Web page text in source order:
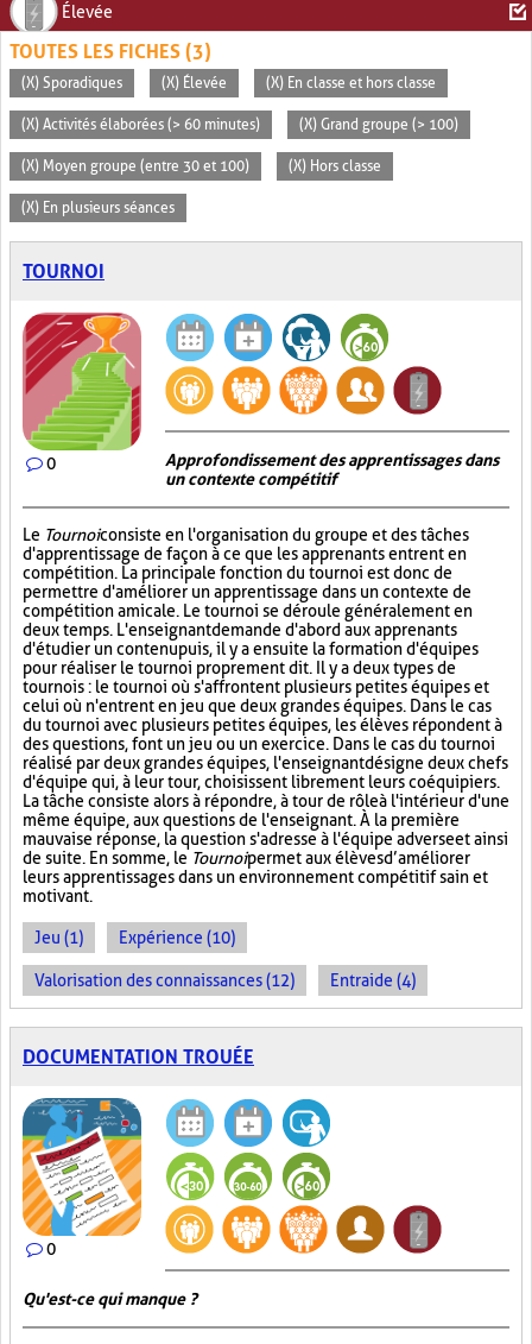
Élevée
TOUTES LES FICHES (3)
(X) Sporadiques (X) Élevée (X) En classe et hors classe
(X) Activités élaborées (> 60 minutes) (X) Grand groupe (> 100)
(X) Moyen groupe (entre 30 et 100) (X) Hors classe
(X) En plusieurs séances
TOURNOI
0
Approfondissement des apprentissages dans
un contexte compétitif
Le Tournoiconsiste en l'organisation du groupe et des tâches
d'apprentissage de façon à ce que les apprenants entrent en
compétition. La principale fonction du tournoi est donc de
permettre d'améliorer un apprentissage dans un contexte de
compétition amicale. Le tournoi se déroule généralement en
deux temps. L'enseignant demande d'abord aux apprenants
d'étudier un contenu puis, il y a ensuite la formation d'équipes
pour réaliser le tournoi proprement dit. Il y a deux types de
tournois : le tournoi où s'affrontent plusieurs petites équipes et
celui où n'entrent en jeu que deux grandes équipes. Dans le cas
du tournoi avec plusieurs petites équipes, les élèves répondent à
des questions, font un jeu ou un exercice. Dans le cas du tournoi
réalisé par deux grandes équipes, l'enseignant désigne deux chefs
d'équipe qui, à leur tour, choisissent librement leurs coéquipiers.
La tâche consiste alors à répondre, à tour de rôle à l'intérieur d'une
même équipe, aux questions de l'enseignant. À la première
mauvaise réponse, la question s'adresse à l'équipe adverse et ainsi
de suite. En somme, le Tournoipermet aux élèves d’améliorer
leurs apprentissages dans un environnement compétitif sain et
motivant.
Jeu (1) Expérience (10)
Valorisation des connaissances (12) Entraide (4)
DOCUMENTATION TROUÉE
0
Qu'est-ce qui manque ?